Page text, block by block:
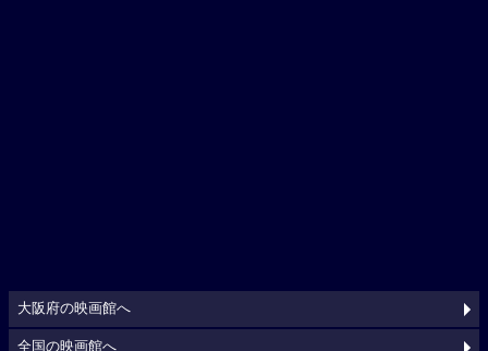
大阪府の映画館へ
全国の映画館へ